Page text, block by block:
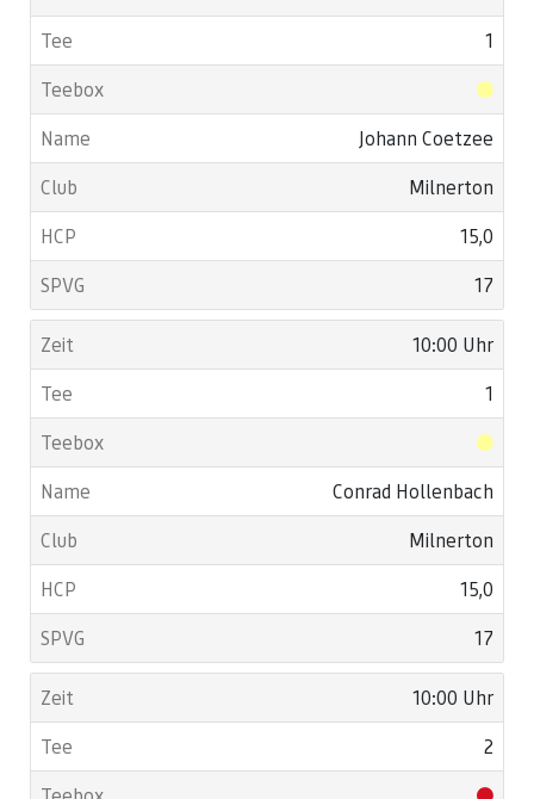
1
Johann Coetzee
Milnerton
15,0
17
10:00 Uhr
1
Conrad Hollenbach
Milnerton
15,0
17
10:00 Uhr
2